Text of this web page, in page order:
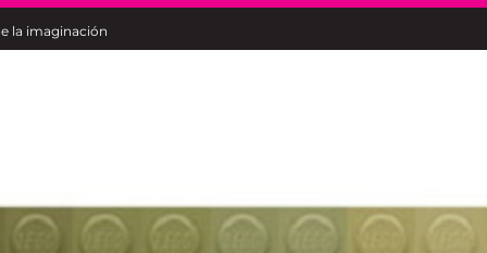
la imaginación